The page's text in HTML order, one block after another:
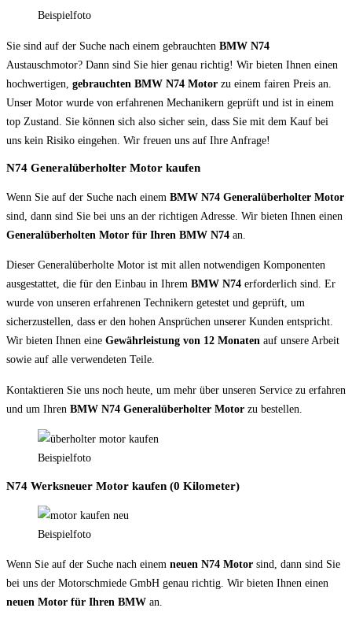
Beispielfoto
Sie sind auf der Suche nach einem gebrauchten BMW N74
Austauschmotor? Dann sind Sie hier genau richtig! Wir bieten Ihnen einen
hochwertigen, gebrauchten BMW N74 Motor zu einem fairen Preis an.
Unser Motor wurde von erfahrenen Mechanikern geprüft und ist in einem
top Zustand. Sie können sich also sicher sein, dass Sie mit dem Kauf bei
uns kein Risiko eingehen. Wir freuen uns auf Ihre Anfrage!
N74 Generalüberholter Motor kaufen
Wenn Sie auf der Suche nach einem BMW N74 Generalüberholter Motor
sind, dann sind Sie bei uns an der richtigen Adresse. Wir bieten Ihnen einen
Generalüberholten Motor für Ihren BMW N74 an.
Dieser Generalüberholte Motor ist mit allen notwendigen Komponenten
ausgestattet, die für den Einbau in Ihrem BMW N74 erforderlich sind. Er
wurde von unseren erfahrenen Technikern getestet und geprüft, um
sicherzustellen, dass er den hohen Ansprüchen unserer Kunden entspricht.
Wir bieten Ihnen eine Gewährleistung von 12 Monaten auf unsere Arbeit
sowie auf alle verwendeten Teile.
Kontaktieren Sie uns noch heute, um mehr über unseren Service zu erfahren
und um Ihren BMW N74 Generalüberholter Motor zu bestellen.
Beispielfoto
N74 Werksneuer Motor kaufen (0 Kilometer)
Beispielfoto
Wenn Sie auf der Suche nach einem neuen N74 Motor sind, dann sind Sie
bei uns der Motorschmiede GmbH genau richtig. Wir bieten Ihnen einen
neuen Motor für Ihren BMW an.